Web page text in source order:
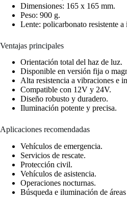
Dimensiones: 165 x 165 mm.
Peso: 900 g.
Lente: policarbonato resistente a
Ventajas principales
Orientación total del haz de luz.
Disponible en versión fija o
Alta resistencia a vibraciones e
Compatible con 12V y 24V.
Diseño robusto y duradero.
Iluminación potente y precisa.
Aplicaciones recomendadas
Vehículos de emergencia.
Servicios de rescate.
Protección civil.
Vehículos de asistencia.
Operaciones nocturnas.
Búsqueda e iluminación de